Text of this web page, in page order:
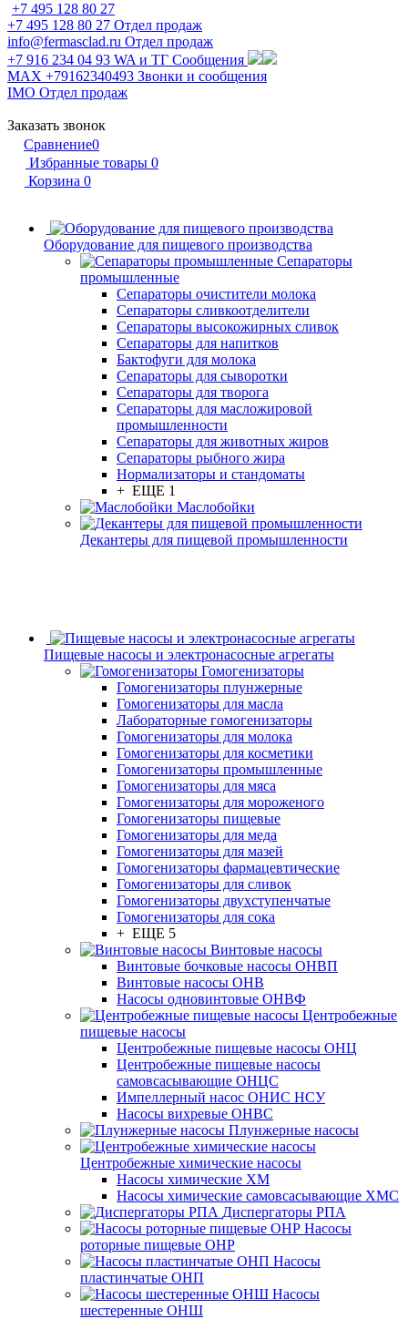
+7 495 128 80 27
+7 495 128 80 27 Отдел продаж
info@fermasclad.ru Отдел продаж
+7 916 234 04 93 WA и ТГ Сообщения
MAX +79162340493 Звонки и сообщения
IMO Отдел продаж
Заказать звонок
Сравнение0
Избранные товары 0
Корзина 0
Оборудование для пищевого производства
Сепараторы
промышленные
Сепараторы очистители молока
Сепараторы сливкоотделители
Сепараторы высокожирных сливок
Сепараторы для напитков
Бактофуги для молока
Сепараторы для сыворотки
Сепараторы для творога
Сепараторы для масложировой
промышленности
Сепараторы для животных жиров
Сепараторы рыбного жира
Нормализаторы и стандоматы
+ ЕЩЕ 1
Маслобойки
Декантеры для пищевой промышленности
Пищевые насосы и электронасосные агрегаты
Гомогенизаторы
Гомогенизаторы плунжерные
Гомогенизаторы для масла
Лабораторные гомогенизаторы
Гомогенизаторы для молока
Гомогенизаторы для косметики
Гомогенизаторы промышленные
Гомогенизаторы для мяса
Гомогенизаторы для мороженого
Гомогенизаторы пищевые
Гомогенизаторы для меда
Гомогенизаторы для мазей
Гомогенизаторы фармацевтические
Гомогенизаторы для сливок
Гомогенизаторы двухступенчатые
Гомогенизаторы для сока
+ ЕЩЕ 5
Винтовые насосы
Винтовые бочковые насосы ОНВП
Винтовые насосы ОНВ
Насосы одновинтовые ОНВФ
Центробежные
пищевые насосы
Центробежные пищевые насосы ОНЦ
Центробежные пищевые насосы
самовсасывающие ОНЦС
Импеллерный насос ОНИС НСУ
Насосы вихревые ОНВС
Плунжерные насосы
Центробежные химические насосы
Насосы химические ХМ
Насосы химические самовсасывающие ХМС
Диспергаторы РПА
Насосы
роторные пищевые ОНР
Насосы
пластинчатые ОНП
Насосы
шестеренные ОНШ